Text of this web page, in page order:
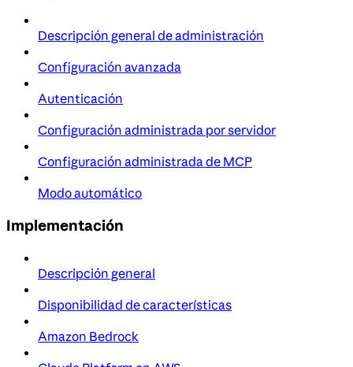
Descripción general de administración
Configuración avanzada
Autenticación
Configuración administrada por servidor
Configuración administrada de MCP
Modo automático
Implementación
Descripción general
Disponibilidad de características
Amazon Bedrock